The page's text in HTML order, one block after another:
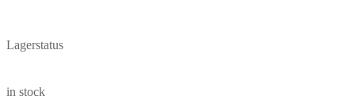
Lagerstatus
in stock